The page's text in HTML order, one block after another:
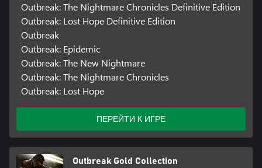
Outbreak: The Nightmare Chronicles Definitive Edition
Outbreak: Lost Hope Definitive Edition
Outbreak
Outbreak: Epidemic
Outbreak: The New Nightmare
Outbreak: The Nightmare Chronicles
Outbreak: Lost Hope
ПЕРЕЙТИ К ИГРЕ
Outbreak Gold Collection